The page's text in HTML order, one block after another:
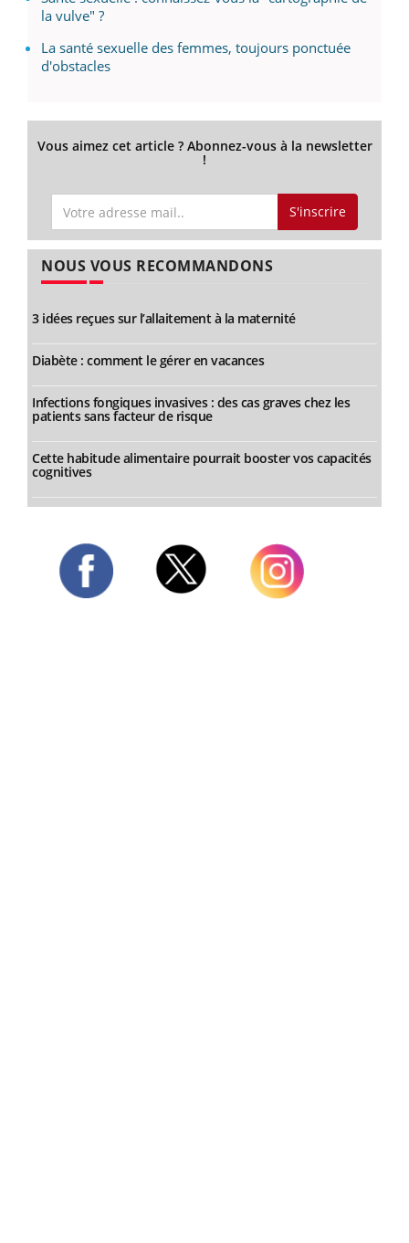
la vulve" ?
La santé sexuelle des femmes, toujours ponctuée
d'obstacles
Vous aimez cet article ? Abonnez-vous à la newsletter
!
S'inscrire
NOUS VOUS RECOMMANDONS
3 idées reçues sur l’allaitement à la maternité
Diabète : comment le gérer en vacances
Infections fongiques invasives : des cas graves chez les
patients sans facteur de risque
Cette habitude alimentaire pourrait booster vos capacités
cognitives